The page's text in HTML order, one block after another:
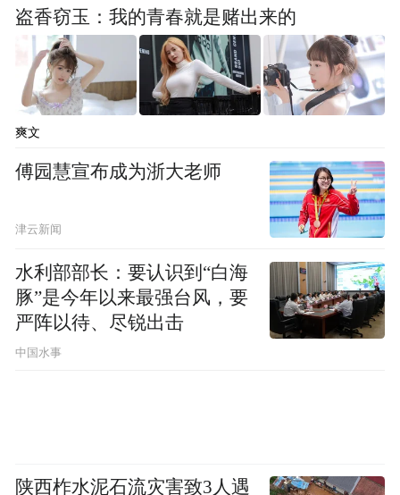
“特别声明：以上作品内容(包括在内的视频、图片或音
频)为凤凰网旗下自媒体平台“大风号”用户上传并发
布，本平台仅提供信息存储空间服务。
Notice: The content above (including the videos,
pictures and audios if any) is uploaded and posted
by the user of Dafeng Hao, which is a social media
platform and merely provides information storage
盗香窃玉：我的青春就是赌出来的
爽文
傅园慧宣布成为浙大老师
津云新闻
水利部部长：要认识到“白海
豚”是今年以来最强台风，要
严阵以待、尽锐出击
中国水事
陕西柞水泥石流灾害致3人遇